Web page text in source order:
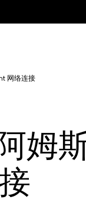
网络连接
姆